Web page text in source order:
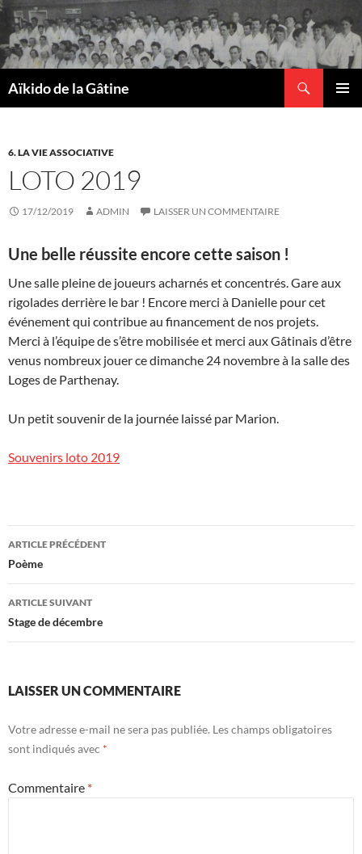
Aïkido de la Gâtine
6. LA VIE ASSOCIATIVE
LOTO 2019
17/12/2019 ADMIN LAISSER UN COMMENTAIRE
Une belle réussite encore cette saison !
Une salle pleine de joueurs acharnés et concentrés. Gare aux
rigolades derrière le bar ! Encore merci à Danielle pour cet
événement qui contribue au financement de nos projets.
Merci à l’équipe de s’être mobilisée et merci aux Gâtinais d’être
venus nombreux jouer ce dimanche 24 novembre à la salle des
Loges de Parthenay.
Un petit souvenir de la journée laissé par Marion.
Souvenirs loto 2019
Navigation
des
articles
ARTICLE PRÉCÉDENT
Poème
ARTICLE SUIVANT
Stage de décembre
LAISSER UN COMMENTAIRE
Votre adresse e-mail ne sera pas publiée. Les champs obligatoires
sont indiqués avec *
Commentaire *